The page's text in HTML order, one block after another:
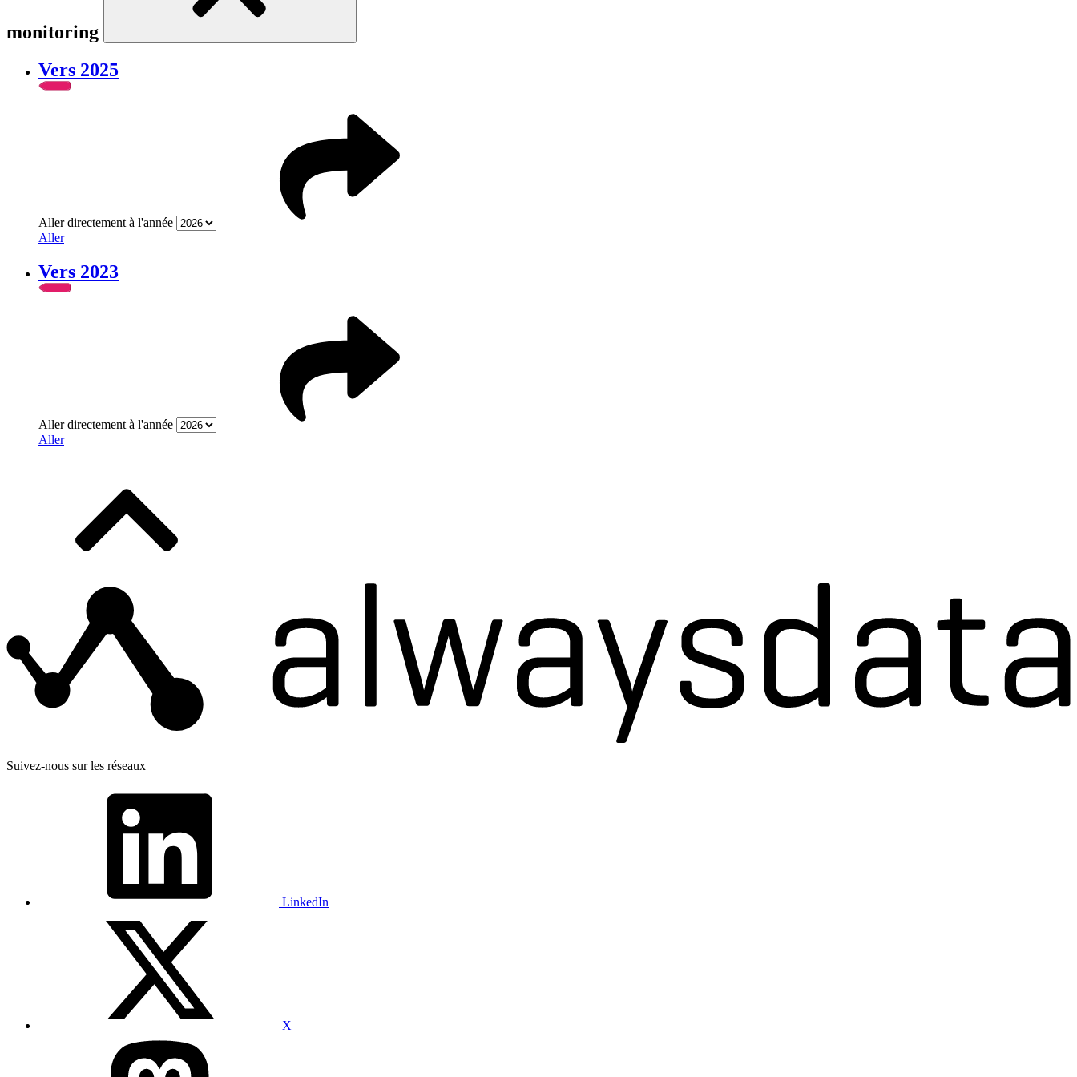
monitoring
Vers 2025
Aller directement à l'année
Aller
Vers 2023
Aller directement à l'année
Aller
Suivez-nous sur les réseaux
LinkedIn
X